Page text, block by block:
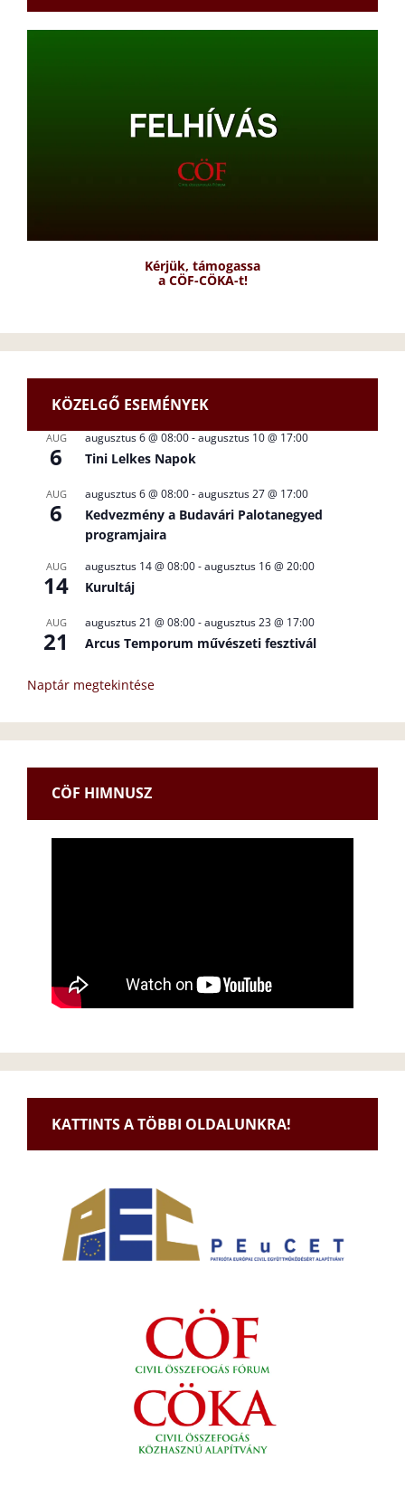
Kérjük, támogassa
a CÖF-CÖKA-t!
KÖZELGŐ ESEMÉNYEK
AUG
6
augusztus 6 @ 08:00-augusztus 10 @ 17:00
Tini Lelkes Napok
AUG
6
augusztus 6 @ 08:00-augusztus 27 @ 17:00
Kedvezmény a Budavári Palotanegyed
programjaira
AUG
14
augusztus 14 @ 08:00-augusztus 16 @ 20:00
Kurultáj
AUG
21
augusztus 21 @ 08:00-augusztus 23 @ 17:00
Arcus Temporum művészeti fesztivál
Naptár megtekintése
CÖF HIMNUSZ
KATTINTS A TÖBBI OLDALUNKRA!